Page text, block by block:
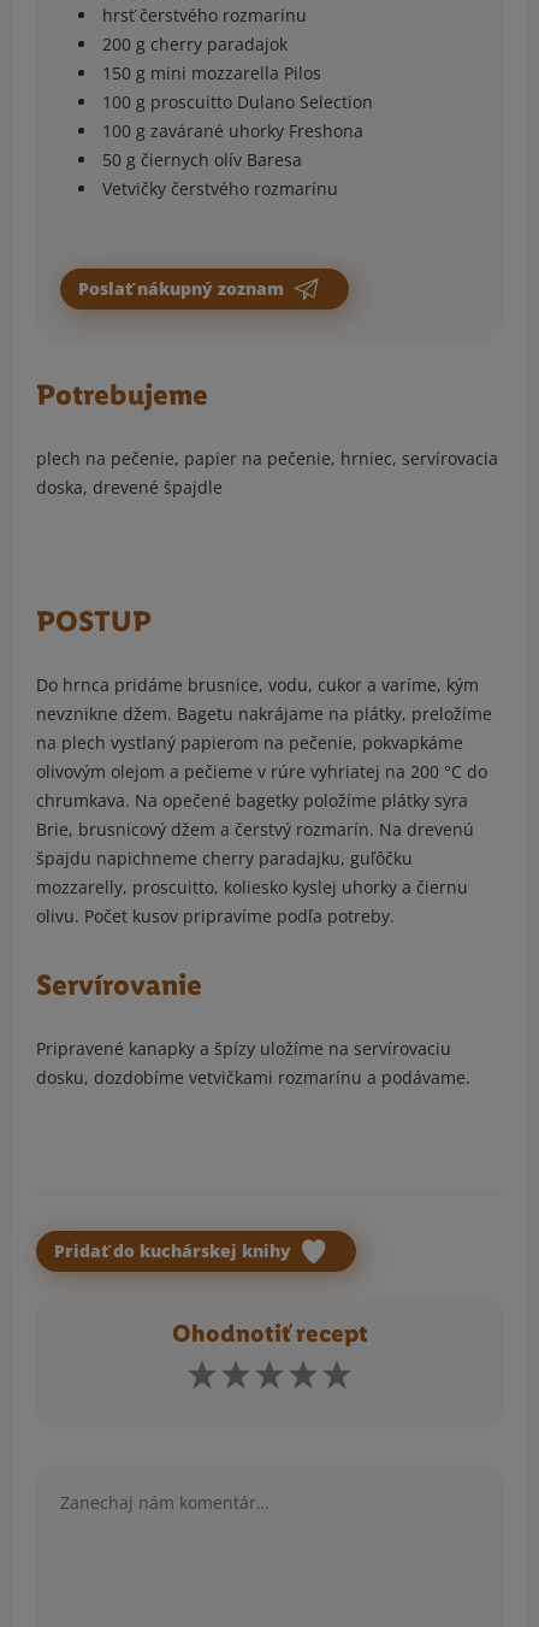
hrsť čerstvého rozmarínu
200 g cherry paradajok
150 g mini mozzarella Pilos
100 g proscuitto Dulano Selection
100 g zavárané uhorky Freshona
50 g čiernych olív Baresa
Vetvičky čerstvého rozmarínu
Poslať nákupný zoznam
Potrebujeme
plech na pečenie, papier na pečenie, hrniec, servírovacia
doska, drevené špajdle
POSTUP
Do hrnca pridáme brusnice, vodu, cukor a varíme, kým
nevznikne džem. Bagetu nakrájame na plátky, preložíme
na plech vystlaný papierom na pečenie, pokvapkáme
olivovým olejom a pečieme v rúre vyhriatej na 200 °C do
chrumkava. Na opečené bagetky položíme plátky syra
Brie, brusnicový džem a čerstvý rozmarín. Na drevenú
špajdu napichneme cherry paradajku, guľôčku
mozzarelly, proscuitto, koliesko kyslej uhorky a čiernu
olivu. Počet kusov pripravíme podľa potreby.
Servírovanie
Pripravené kanapky a špízy uložíme na servírovaciu
dosku, dozdobíme vetvičkami rozmarínu a podávame.
Pridať do kuchárskej knihy
Ohodnotiť recept